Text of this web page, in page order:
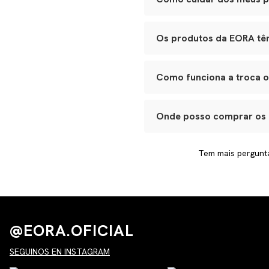
óculos na case para evitar
Os produtos da EORA
fabricação. Caso note algo
Como funciona a troca
processo e garantir que
Onde posso comprar os
premium, por isso, alguns
Tem mais
@EORA.OFICIAL
SEGUINOS EN INSTAGRAM